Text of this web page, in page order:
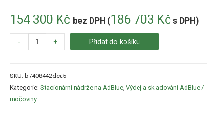
154 300 Kč bez DPH (186 703 Kč s DPH)
- + Přidat do košíku
SKU: b7408442dca5
Kategorie: Stacionární nádrže na AdBlue, Výdej a skladování AdBlue /
močoviny